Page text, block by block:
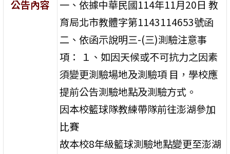
公告內容
一、依據中華民國114年11月20日 教
育局北市教體字第1143114653號函
二、依函示說明三-(三)測驗注意事
項： １、如因天候或不可抗力之因素
須變更測驗場地及測驗項 目，學校應
提前公告測驗地點及測驗方式。
因本校籃球隊教練帶隊前往澎湖參加
比賽
故本校8年級籃球測驗地點變更至澎湖